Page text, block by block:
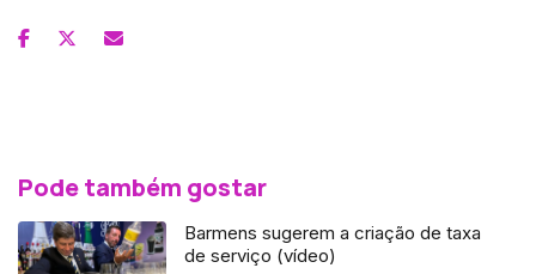
Pode também gostar
Barmens sugerem a criação de taxa
de serviço (vídeo)